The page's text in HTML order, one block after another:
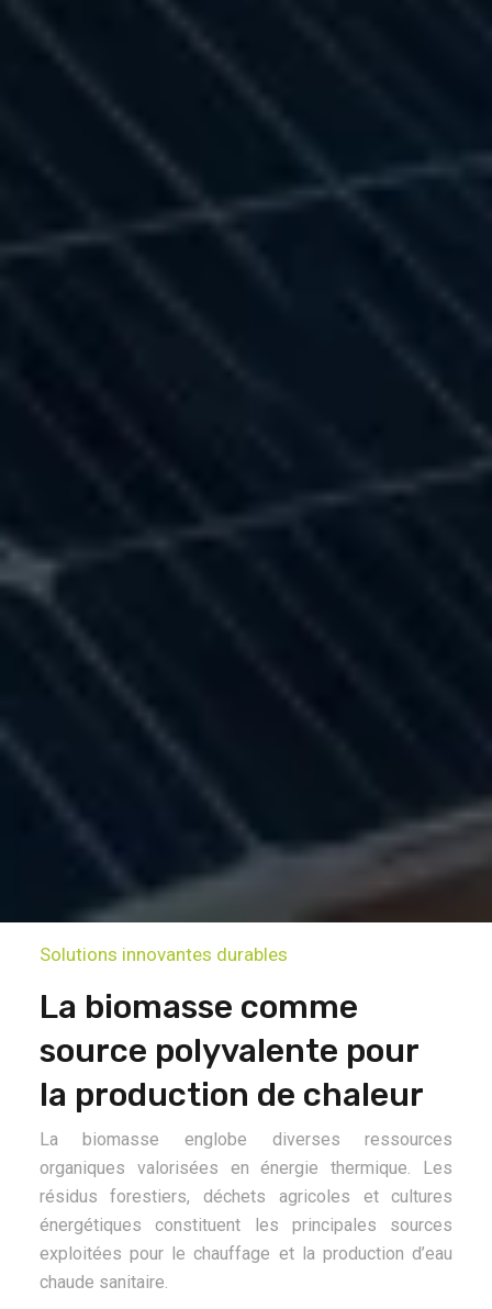
Solutions innovantes durables
La biomasse comme
source polyvalente pour
la production de chaleur
La biomasse englobe diverses ressources
organiques valorisées en énergie thermique. Les
résidus forestiers, déchets agricoles et cultures
énergétiques constituent les principales sources
exploitées pour le chauffage et la production d’eau
chaude sanitaire.